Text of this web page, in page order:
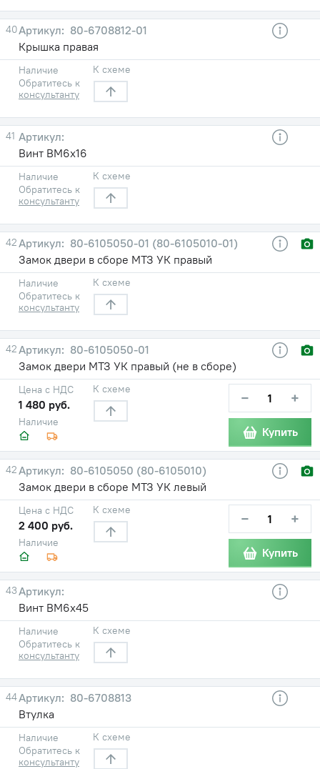
40
80-6708812-01
Крышка правая
Наличие
Обратитесь к
консультанту
К схеме
41
Винт ВМ6х16
Наличие
Обратитесь к
консультанту
К схеме
42
80-6105050-01 (80-6105010-01)
Замок двери в сборе МТЗ УК правый
Наличие
Обратитесь к
консультанту
К схеме
42
80-6105050-01
Замок двери МТЗ УК правый (не в сборе)
Наличие
Цена с НДС
1 480 руб.
К схеме − +
Купить
42
80-6105050 (80-6105010)
Замок двери в сборе МТЗ УК левый
Наличие
Цена с НДС
2 400 руб.
К схеме − +
Купить
43
Винт ВМ6х45
Наличие
Обратитесь к
консультанту
К схеме
44
80-6708813
Втулка
Наличие
Обратитесь к
консультанту
К схеме